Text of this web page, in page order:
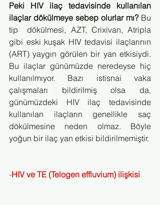
Peki HIV ilaç tedavisinde kullanılan
ilaçlar dökülmeye sebep olurlar mı? Bu
tip  dökülmesi, AZT, Crixivan, Atripla
gibi eski kuşak HIV tedavisi ilaçlarının
(ART) yaygın görülen bir yan etkisiydi.
Bu ilaçlar günümüzde neredeyse hiç
kullanılmıyor. Bazı istisnai vaka
çalışmaları bildirilmiş olsa da,
günümüzdeki HIV ilaç tedavisinde
kullanılan ilaçların genellikle saç
dökülmesine neden olmaz. Böyle
yoğun bir ilaç yan etkisi bildirilmemiştir.
-HIV ve TE (Telogen effluvium) ilişkisi